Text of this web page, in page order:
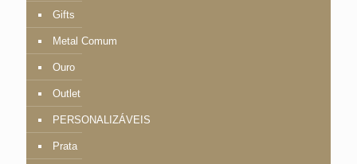
Gifts
Metal Comum
Ouro
Outlet
PERSONALIZÁVEIS
Prata